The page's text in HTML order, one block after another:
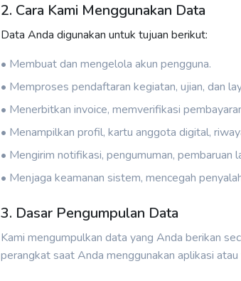
2. Cara Kami Menggunakan Data
Data Anda digunakan untuk tujuan berikut:
• Membuat dan mengelola akun pengguna.
• Memproses pendaftaran kegiatan, ujian, dan
• Menerbitkan invoice, memverifikasi
• Menampilkan profil, kartu anggota digital,
• Mengirim notifikasi, pengumuman, pembaruan
• Menjaga keamanan sistem, mencegah
3. Dasar Pengumpulan Data
Kami mengumpulkan data yang Anda berikan
perangkat saat Anda menggunakan aplikasi